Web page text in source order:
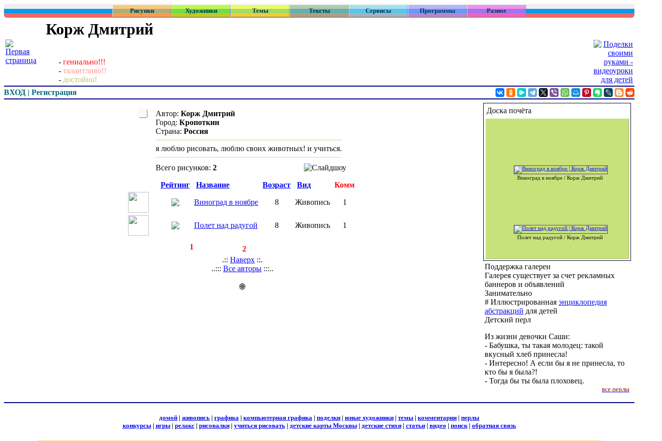
Рисунки Художники Темы Тексты Сервисы Программы Разное
Корж Дмитрий
- гениально!!!
- талантливо!!
- достойно!
ВХОД | Регистрация
Автор: Корж Дмитрий
Город: Кропоткин
Страна: Россия
я люблю рисовать, люблю своих животных! и учиться.
Всего рисунков: 2
Рейтинг Название Возраст Вид Комм
Виноград в ноябре 8 Живопись 1
Полет над радугой 8 Живопись 1
1
2
.:: Наверх ::.
..::: Все авторы :::..
🌐
Доска почёта
Виноград в ноябре / Корж Дмитрий
Полет над радугой / Корж Дмитрий
Поддержка галереи
Галерея существует за счет рекламных
баннеров и объявлений
Занимательно
# Иллюстрированная энциклопедия
абстракций для детей
Детский перл
Из жизни девочки Саши:
- Бабушка, ты такая молодец: такой
вкусный хлеб принесла!
- Интересно! А если бы я не принесла, то
кто бы я была?!
- Тогда бы ты была плоховец.
все перлы
домой | живопись | графика | компьютерная графика | поделки | юные художники | темы | комментарии | перлы
конкурсы| игры| релакс| рисовалки| учиться рисовать| детские карты Москвы| детские стихи| статьи| видео | поиск| обратная связь